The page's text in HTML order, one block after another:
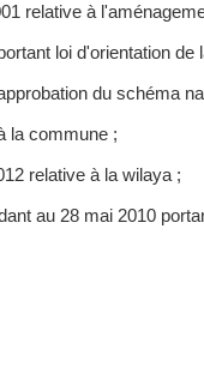
relative à
loi d'orientation de
du schéma
la commune ;
relative à la wilaya ;
au 28 mai 2010